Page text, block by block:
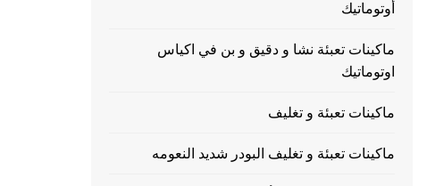
أوتوماتيك
ماكينات تعبئة نشا و دقيق و بن في اكياس
اوتوماتيك
ماكينات تعبئة و تغليف
ماكينات تعبئة و تغليف البودر شديد النعومه